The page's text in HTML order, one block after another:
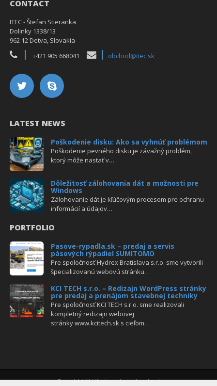
CONTACT
ITEC - Štefan Stieranka
Dolinky 1338/13
962 12 Detva, Slovakia
+421 905 668041
obchod@itec.sk
LATEST NEWS
Poškodenie disku: Ako sa vyhnúť problémom
Poškodenie pevného disku je závažný problém,
ktorý môže nastať v…
Dôležitosť zálohovania dát a možnosti pre
Windows
Zálohovanie dát je kľúčovým procesom pre ochranu
informácií a údajov…
PORTFOLIO
Pasove-rypadla.sk – predaj a servis
pásových rýpadiel SUMITOMO
Pre spoločnosť Hydrex Bratislava s.r.o. sme vytvorili
špecializovanú webovú stránku…
KCI TECH s.r.o. – Redizajn WordPress stránky
pre predaj a prenájom stavebnej techniky
Pre spoločnosť KCI TECH s.r.o. sme realizovali
kompletný redizajn webovej
stránky www.kcitech.sk s cieľom…
Copyright © Všetky práva vyhradené